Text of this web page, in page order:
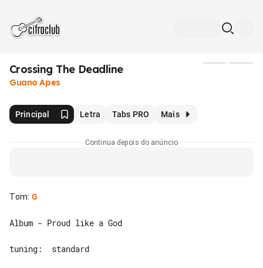
Crossing The Deadline
Guano Apes
Principal Letra Tabs PRO Mais
Continua depois do anúncio
Tom: G
Album - Proud like a God
tuning:  standard